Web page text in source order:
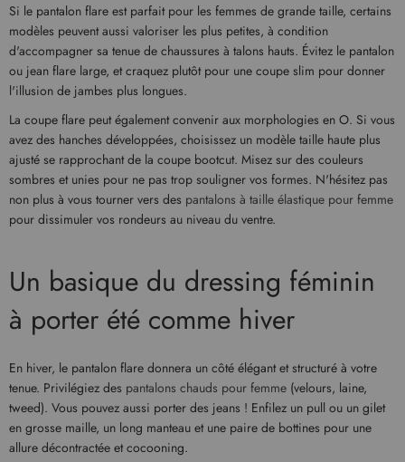
Si le pantalon flare est parfait pour les femmes de grande taille, certains
modèles peuvent aussi valoriser les plus petites, à condition
d'accompagner sa tenue de chaussures à talons hauts. Évitez le pantalon
ou jean flare large, et craquez plutôt pour une coupe slim pour donner
l'illusion de jambes plus longues.
La coupe flare peut également convenir aux morphologies en O. Si vous
avez des hanches développées, choisissez un modèle taille haute plus
ajusté se rapprochant de la coupe bootcut. Misez sur des couleurs
sombres et unies pour ne pas trop souligner vos formes. N'hésitez pas
non plus à vous tourner vers des pantalons à taille élastique pour femme
pour dissimuler vos rondeurs au niveau du ventre.
Un basique du dressing féminin
à porter été comme hiver
En hiver, le pantalon flare donnera un côté élégant et structuré à votre
tenue. Privilégiez des pantalons chauds pour femme (velours, laine,
tweed). Vous pouvez aussi porter des jeans ! Enfilez un pull ou un gilet
en grosse maille, un long manteau et une paire de bottines pour une
allure décontractée et cocooning.